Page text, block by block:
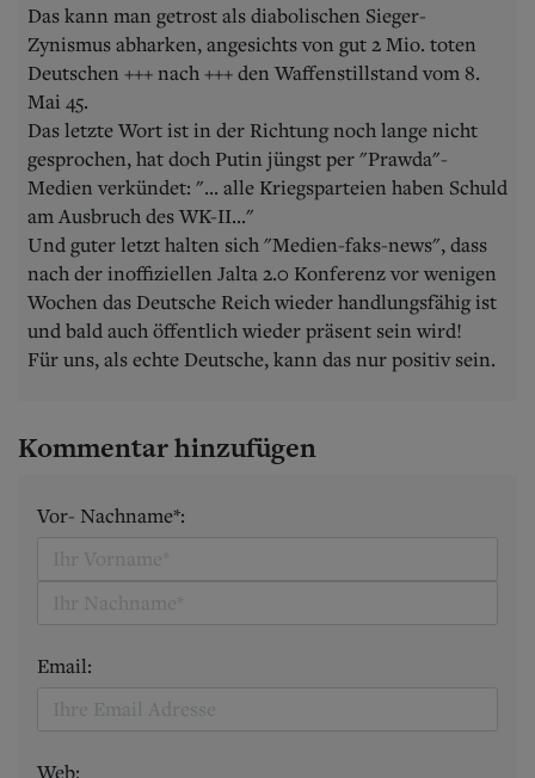
Das kann man getrost als diabolischen Sieger-
Zynismus abharken, angesichts von gut 2 Mio. toten
Deutschen +++ nach +++ den Waffenstillstand vom 8.
Mai 45.
Das letzte Wort ist in der Richtung noch lange nicht
gesprochen, hat doch Putin jüngst per "Prawda"-
Medien verkündet: "... alle Kriegsparteien haben Schuld
am Ausbruch des WK-II..."
Und guter letzt halten sich "Medien-faks-news", dass
nach der inoffiziellen Jalta 2.0 Konferenz vor wenigen
Wochen das Deutsche Reich wieder handlungsfähig ist
und bald auch öffentlich wieder präsent sein wird!
Für uns, als echte Deutsche, kann das nur positiv sein.
Kommentar hinzufügen
Vor- Nachname*:
Email:
Web: